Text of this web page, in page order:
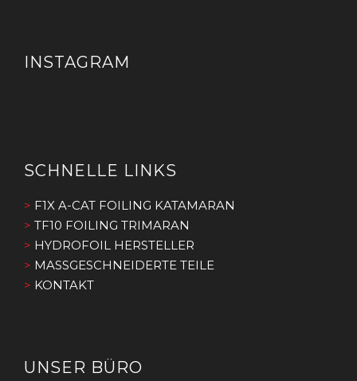
INSTAGRAM
SCHNELLE LINKS
> F1X A-CAT FOILING KATAMARAN
> TF10 FOILING TRIMARAN
> HYDROFOIL HERSTELLER
> MASSGESCHNEIDERTE TEILE
> KONTAKT
UNSER BÜRO